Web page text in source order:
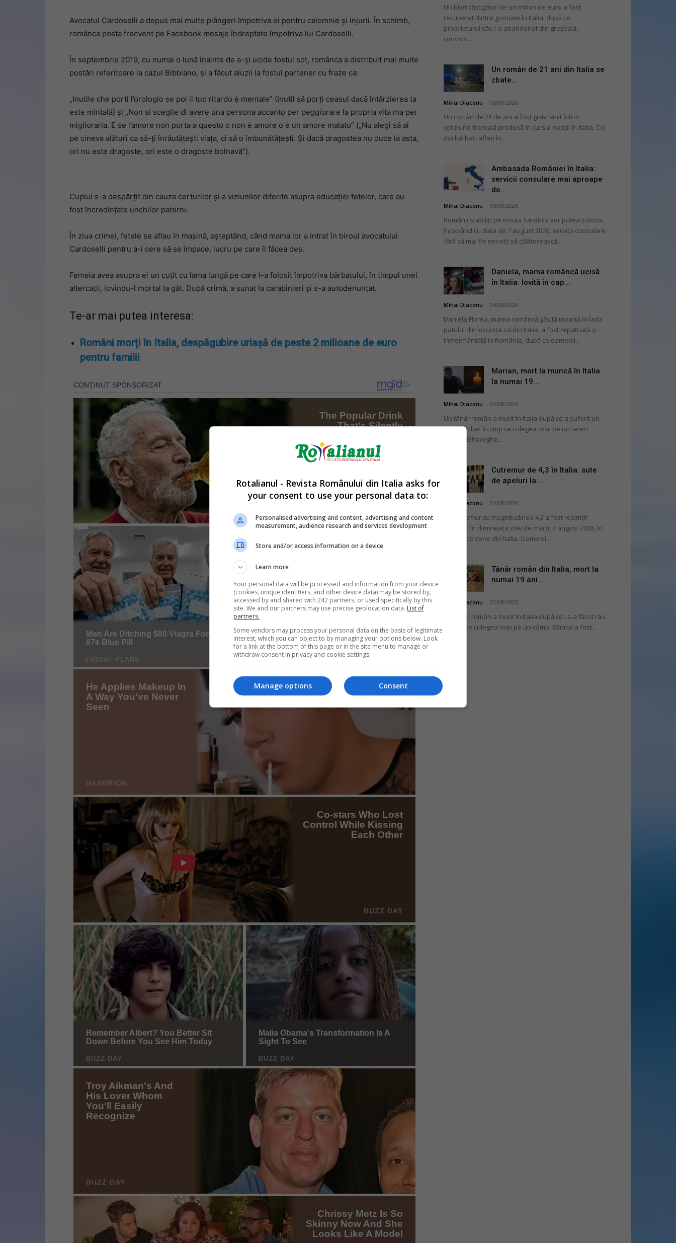
Avocatul Cardoselli a depus mai multe plângeri împotriva ei pentru calomnie și injurii. În schimb,
românca posta frecvent pe Facebook mesaje îndreptate împotriva lui Cardoselli.
În septembrie 2019, cu numai o lună înainte de a-și ucide fostul soț, românca a distribuit mai multe
postări referitoare la cazul Bibbiano, și a făcut aluzii la fostul partener cu fraze ca:
„Inutile che porti l’orologio se poi il tuo ritardo è mentale” (Inutil să porți ceasul dacă întârzierea ta
este mintală) și „Non si sceglie di avere una persona accanto per peggiorare la propria vita ma per
migliorarla. E se l’amore non porta a questo o non è amore o è un amore malato” („Nu alegi să ai
pe cineva alături ca să-ți înrăutățești viața, ci să o îmbunătățești. Și dacă dragostea nu duce la asta,
ori nu este dragoste, ori este o dragoste bolnavă”).
Cuplul s-a despărțit din cauza certurilor și a viziunilor diferite asupra educației fetelor, care au
fost încredințate unchilor paterni.
În ziua crimei, fetele se aflau în mașină, așteptând, când mama lor a intrat în biroul avocatului
Cardoselli pentru a-i cere să se împace, lucru pe care îl făcea des.
Femeia avea asupra ei un cuțit cu lama lungă pe care l-a folosit împotriva bărbatului, în timpul unei
altercații, lovindu-l mortal la gât. După crimă, a sunat la carabinieri și s-a autodenunțat.
Te-ar mai putea interesa:
Români morți în Italia, despăgubire uriașă de peste 2 milioane de euro
pentru familii
Un bilet câștigător de un milion de euro a fost
recuperat dintre gunoaie în Italia, după ce
proprietarul său l-a abandonat din greșeală,
convins...
Un român de 21 ani din Italia se
zbate...
Mihai Diaconu 05/08/2026
Un român de 21 de ani a fost grav rănit într-o
coliziune frontală produsă în cursul nopții în Italia. Cei
doi bărbați aflați în...
Ambasada României în Italia:
servicii consulare mai aproape
de...
Mihai Diaconu 05/08/2026
Românii stabiliți pe insula Sardinia vor putea solicita,
începând cu data de 7 august 2026, servicii consulare
fără să mai fie nevoiți să călătorească...
Daniela, mama româncă ucisă
în Italia: lovită în cap...
Mihai Diaconu 04/08/2026
Daniela Florea, mama româncă găsită moartă în lada
patului din locuința sa din Italia, a fost repatriată și
înmormântată în România, după ce oamenii...
Marian, mort la muncă în Italia
la numai 19...
Mihai Diaconu 04/08/2026
Un tânăr român a murit în Italia după ce a suferit un
stop cardiac în timp ce culegea roșii pe un teren
agricol. Gheorghe...
Cutremur de 4,3 în Italia: sute
de apeluri la...
Mihai Diaconu 04/08/2026
Un cutremur cu magnitudinea 4,3 a fost resimțit
puternic în dimineața zilei de marți, 4 august 2026, în
mai multe zone din Italia. Oamenii...
Tânăr român din Italia, mort la
numai 19 ani...
Mihai Diaconu 03/08/2026
Un tânăr român a murit în Italia după ce i s-a făcut rău
în timp ce culegea roșii pe un câmp. Băiatul a fost...
Rotalianul - Revista Românului din Italia asks for
your consent to use your personal data to:
Personalised advertising and content, advertising and content
measurement, audience research and services development
Store and/or access information on a device
Learn more
Your personal data will be processed and information from your device
(cookies, unique identifiers, and other device data) may be stored by,
accessed by and shared with 242 partners, or used specifically by this
site. We and our partners may use precise geolocation data. List of
partners.
Some vendors may process your personal data on the basis of legitimate
interest, which you can object to by managing your options below. Look
for a link at the bottom of this page or in the site menu to manage or
withdraw consent in privacy and cookie settings.
Consent
Manage options